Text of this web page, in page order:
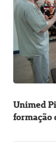
Unimed
formação